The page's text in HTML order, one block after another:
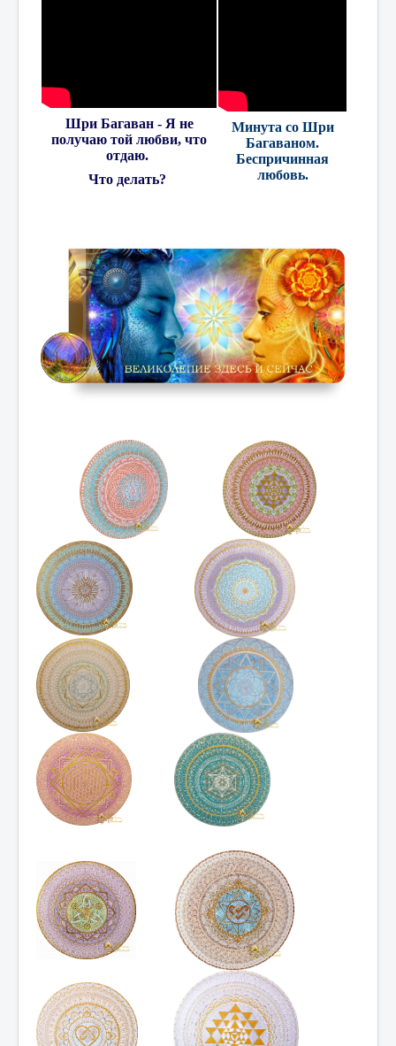
Шри Багаван - Я не
получаю той любви, что
отдаю.
Что делать?
Минута со Шри
Багаваном.
Беспричинная
любовь.